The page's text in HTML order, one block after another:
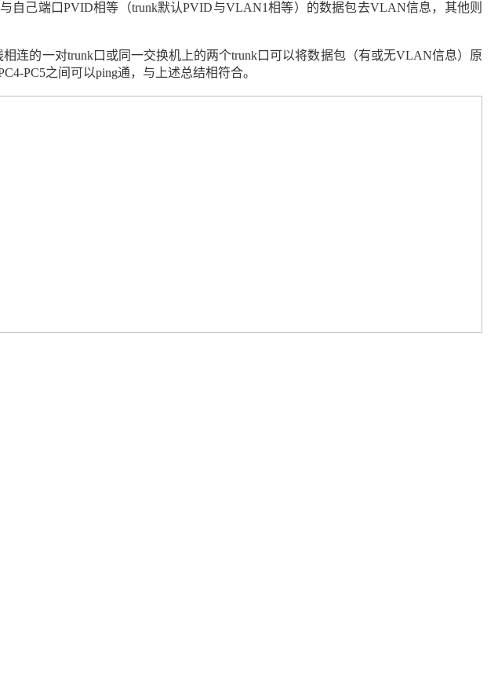
自己端口PVID相等（trunk默认PVID与VLAN1相等）的数据包去VLAN信息，其他则
相连的一对trunk口或同一交换机上的两个trunk口可以将数据包（有或无VLAN信息）原
PC5之间可以ping通，与上述总结相符合。